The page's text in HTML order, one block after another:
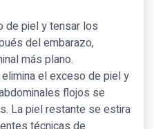
de piel y tensar los
del embarazo,
más plano.
el exceso de piel y
flojos se
La piel restante se estira